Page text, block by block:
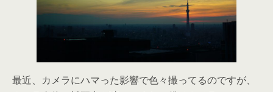
最近、カメラにハマった影響で色々撮ってるのですが、